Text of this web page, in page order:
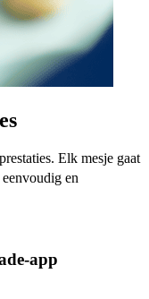
Elk mesje gaat
en
app